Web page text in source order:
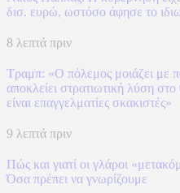
δισ. ευρώ, ωστόσο άφησε το
8 λεπτά πριν
Τραμπ: «Ο πόλεμος μοιάζει με
αποκλείει στρατιωτική λύση
είναι επαγγελματίες σκακιστές»
9 λεπτά πριν
Πώς και γιατί οι γλάροι
Όσα πρέπει να γνωρίζουμε